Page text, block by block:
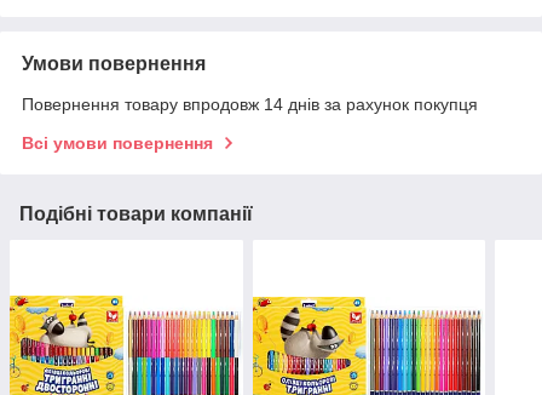
Умови повернення
Повернення товару впродовж 14 днів за рахунок покупця
Всі умови повернення
Подібні товари компанії